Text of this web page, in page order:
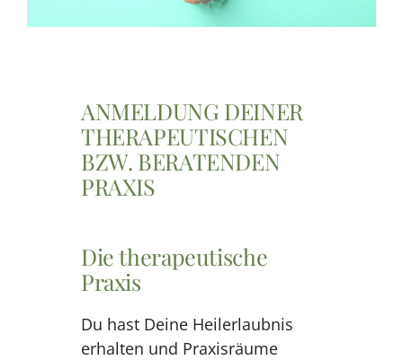
ANMELDUNG DEINER
THERAPEUTISCHEN
BZW. BERATENDEN
PRAXIS
Die therapeutische
Praxis
Du hast Deine Heilerlaubnis
erhalten und Praxisräume